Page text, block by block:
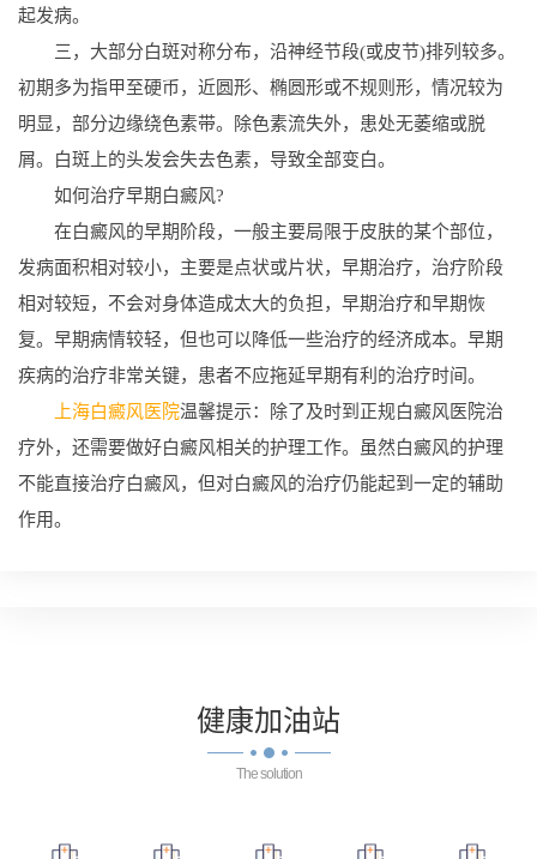
起发病。
三，大部分白斑对称分布，沿神经节段(或皮节)排列较多。
初期多为指甲至硬币，近圆形、椭圆形或不规则形，情况较为
明显，部分边缘绕色素带。除色素流失外，患处无萎缩或脱
屑。白斑上的头发会失去色素，导致全部变白。
如何治疗早期白癜风?
在白癜风的早期阶段，一般主要局限于皮肤的某个部位，
发病面积相对较小，主要是点状或片状，早期治疗，治疗阶段
相对较短，不会对身体造成太大的负担，早期治疗和早期恢
复。早期病情较轻，但也可以降低一些治疗的经济成本。早期
疾病的治疗非常关键，患者不应拖延早期有利的治疗时间。
上海白癜风医院温馨提示：除了及时到正规白癜风医院治
疗外，还需要做好白癜风相关的护理工作。虽然白癜风的护理
不能直接治疗白癜风，但对白癜风的治疗仍能起到一定的辅助
作用。
健康加油站
The solution